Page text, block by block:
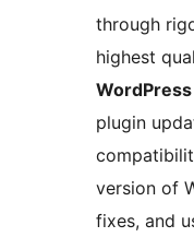
through
highest
plugin
version of
fixes, and